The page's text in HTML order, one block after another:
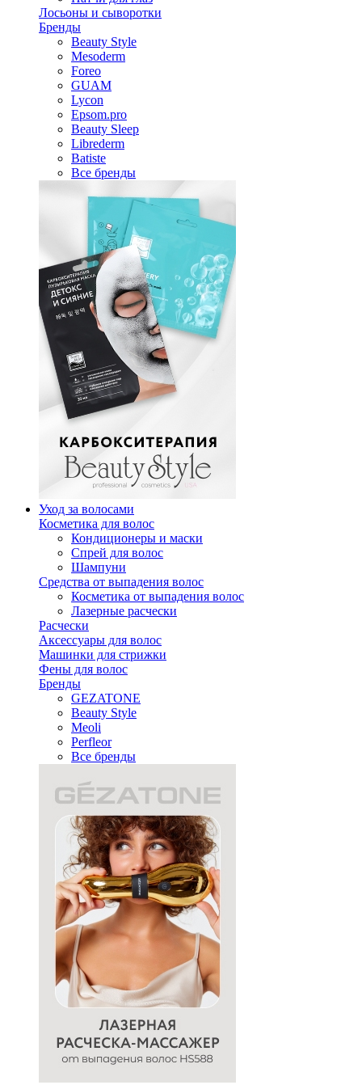
Лосьоны и сыворотки
Бренды
Beauty Style
Mesoderm
Foreo
GUAM
Lycon
Epsom.pro
Beauty Sleep
Librederm
Batiste
Все бренды
Уход за волосами
Косметика для волос
Кондиционеры и маски
Спрей для волос
Шампуни
Средства от выпадения волос
Косметика от выпадения волос
Лазерные расчески
Расчески
Аксессуары для волос
Машинки для стрижки
Фены для волос
Бренды
GEZATONE
Beauty Style
Meoli
Perfleor
Все бренды